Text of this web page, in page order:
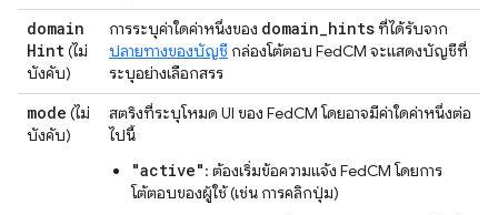
domain
Hint (ไม่
บังคับ)
การระบุค่าใดค่าหนึ่งของ domain hintsที่ได้รับจาก
ปลายทางของบัญชี กล่องโต้ตอบ FedCM จะแสดงบัญชีที่
ระบุอย่างเลือกสรร
mode (ไม่
บังคับ)
สตริงที่ระบุโหมด UI ของ FedCM โดยอาจมีค่าใดค่าหนึ่งต่อ
ไปนี้
"active": ต้องเริ่มข้อความแจ้ง FedCM โดยการ
โต้ตอบของผู้ใช้ (เช่น การคลิกปุ่ม)